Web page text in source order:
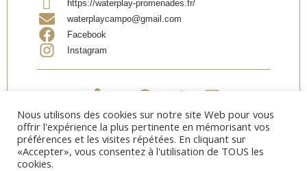
https://waterplay-promenades.fr/
waterplaycampo@gmail.com
Facebook
Instagram
Nous utilisons des cookies sur notre site Web pour vous
offrir l'expérience la plus pertinente en mémorisant vos
préférences et les visites répétées. En cliquant sur
«Accepter», vous consentez à l'utilisation de TOUS les
cookies.